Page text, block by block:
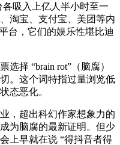
吸入上亿人半小时至一
淘宝、支付宝、美团等内
台，它们的娱乐性堪比迪
择 “brain rot”（脑腐）
。这个词特指过量浏览低
态恶化。
，超出科幻作家想象力的
为脑腐的最新证明。但少
上早就在说 “得抖音者得